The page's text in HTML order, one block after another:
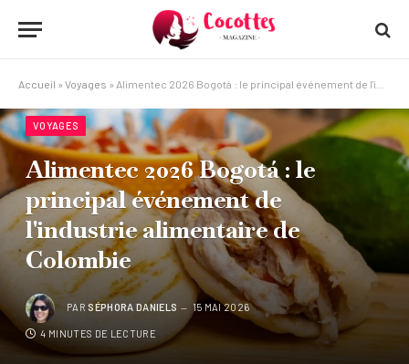
Accueil » Voyages » Alimentec 2026 Bogotá : le principal événement de l'industrie alimentaire de Colombie
VOYAGES
Alimentec 2026 Bogotá : le
principal événement de
l'industrie alimentaire de
Colombie
PAR SÉPHORA DANIELS 15 MAI 2026
4 MINUTES DE LECTURE